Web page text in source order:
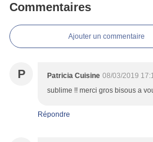
Commentaires
Ajouter un commentaire
P Patricia Cuisine 08/03/2019
sublime !! merci gros bisous a
Répondre